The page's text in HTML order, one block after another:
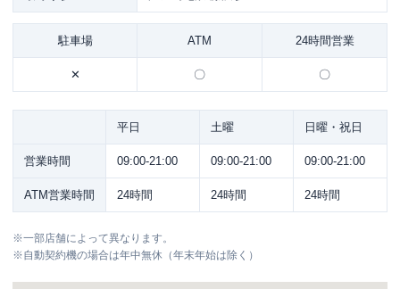
駐車場 ATM 24時間営業
✕ 〇 〇
平日 土曜 日曜・祝日
営業時間 09:00-21:00 09:00-21:00 09:00-21:00
ATM営業時間 24時間 24時間 24時間
※一部店舗によって異なります。
※自動契約機の場合は年中無休（年末年始は除く）